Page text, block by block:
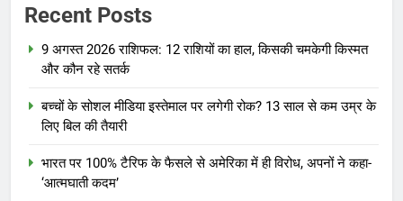
Recent Posts
9 अगस्त 2026 राशिफल: 12 राशियों का हाल, किसकी चमकेगी किस्मत
और कौन रहे सतर्क
बच्चों के सोशल मीडिया इस्तेमाल पर लगेगी रोक? 13 साल से कम उम्र के
लिए बिल की तैयारी
भारत पर 100% टैरिफ के फैसले से अमेरिका में ही विरोध, अपनों ने कहा-
‘आत्मघाती कदम’